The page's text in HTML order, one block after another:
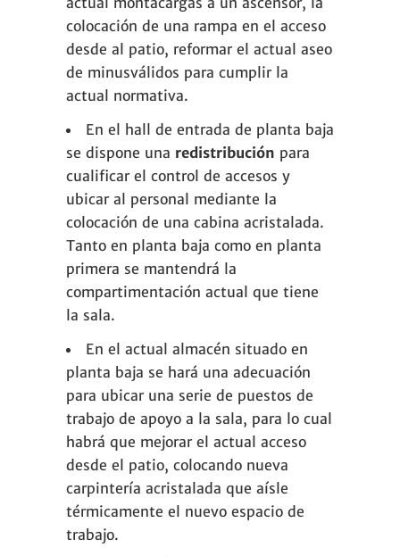
colocación de una rampa en el acceso
desde al patio, reformar el actual aseo
de minusválidos para cumplir la
actual normativa.
En el hall de entrada de planta baja
se dispone una redistribución para
cualificar el control de accesos y
ubicar al personal mediante la
colocación de una cabina acristalada.
Tanto en planta baja como en planta
primera se mantendrá la
compartimentación actual que tiene
la sala.
En el actual almacén situado en
planta baja se hará una adecuación
para ubicar una serie de puestos de
trabajo de apoyo a la sala, para lo cual
habrá que mejorar el actual acceso
desde el patio, colocando nueva
carpintería acristalada que aísle
térmicamente el nuevo espacio de
trabajo.